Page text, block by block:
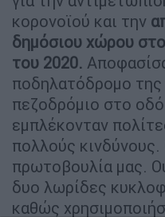
κορονοϊού και την
δημόσιου χώρου
του 2020.
ποδηλατόδρομο της
πεζοδρόμιο στο
εμπλέκονταν
πολλούς
πρωτοβουλία μας.
δυο λωρίδες
καθώς